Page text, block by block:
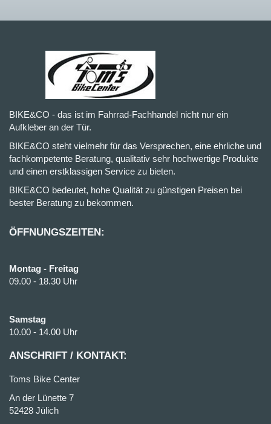
BIKE&CO - das ist im Fahrrad-Fachhandel nicht nur ein
Aufkleber an der Tür.
BIKE&CO steht vielmehr für das Versprechen, eine ehrliche und
fachkompetente Beratung, qualitativ sehr hochwertige Produkte
und einen erstklassigen Service zu bieten.
BIKE&CO bedeutet, hohe Qualität zu günstigen Preisen bei
bester Beratung zu bekommen.
ÖFFNUNGSZEITEN:
Montag - Freitag
09.00 - 18.30 Uhr
Samstag
10.00 - 14.00 Uhr
ANSCHRIFT / KONTAKT:
Toms Bike Center
An der Lünette 7
52428 Jülich